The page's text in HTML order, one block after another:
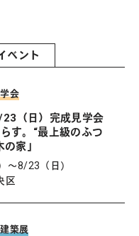
ベント
会
（日）完成見学会
す。“最上級のふつ
家」
〜8/23（日）
区
築展